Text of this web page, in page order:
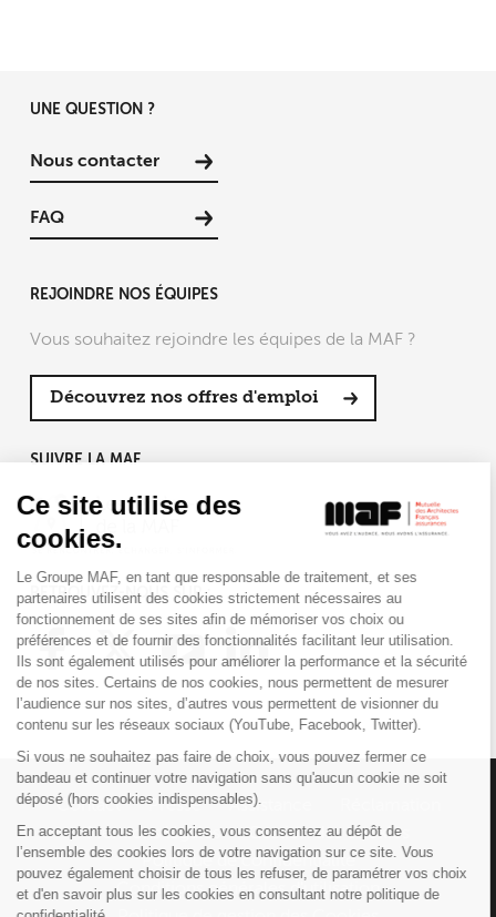
Ce site utilise des
cookies.
Le Groupe MAF, en tant que responsable de traitement, et ses
partenaires utilisent des cookies strictement nécessaires au
fonctionnement de ses sites afin de mémoriser vos choix ou
préférences et de fournir des fonctionnalités facilitant leur utilisation.
Ils sont également utilisés pour améliorer la performance et la sécurité
de nos sites. Certains de nos cookies, nous permettent de mesurer
l’audience sur nos sites, d’autres vous permettent de visionner du
contenu sur les réseaux sociaux (YouTube, Facebook, Twitter).
Si vous ne souhaitez pas faire de choix, vous pouvez fermer ce
bandeau et continuer votre navigation sans qu'aucun cookie ne soit
déposé (hors cookies indispensables).
En acceptant tous les cookies, vous consentez au dépôt de
l’ensemble des cookies lors de votre navigation sur ce site. Vous
pouvez également choisir de tous les refuser, de paramétrer vos choix
et d'en savoir plus sur les cookies en consultant notre politique de
UNE QUESTION ?
Nous contacter
FAQ
REJOINDRE NOS ÉQUIPES
Vous souhaitez rejoindre les équipes de la MAF ?
Découvrez nos offres d'emploi
SUIVRE LA MAF
RETROUVEZ-NOUS SUR :
Contact Presse Assistance
Mentions légales
Gestion des cookies
Politique de confidentialité
Conditions générales d'utilisation